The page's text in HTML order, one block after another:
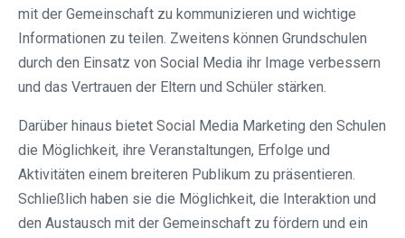
mit der Gemeinschaft zu kommunizieren und wichtige
Informationen zu teilen. Zweitens können Grundschulen
durch den Einsatz von Social Media ihr Image verbessern
und das Vertrauen der Eltern und Schüler stärken.
Darüber hinaus bietet Social Media Marketing den Schulen
die Möglichkeit, ihre Veranstaltungen, Erfolge und
Aktivitäten einem breiteren Publikum zu präsentieren.
Schließlich haben sie die Möglichkeit, die Interaktion und
den Austausch mit der Gemeinschaft zu fördern und ein